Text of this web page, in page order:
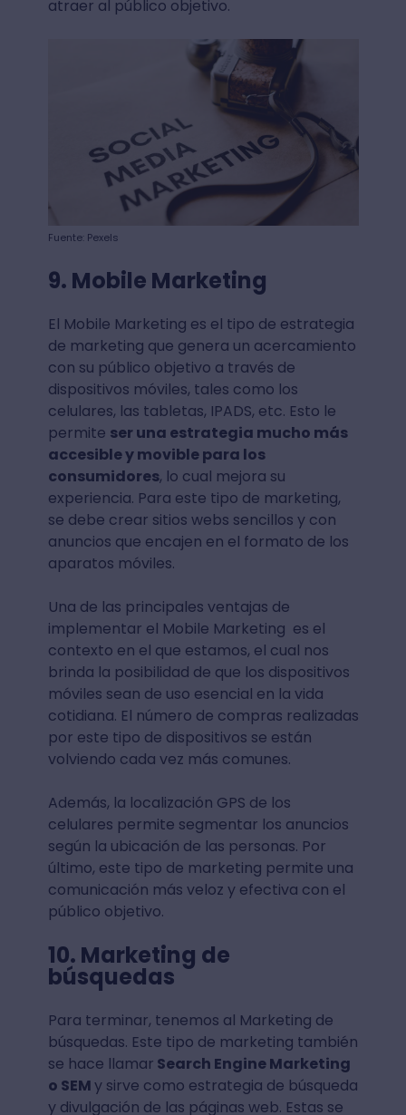
atraer al público objetivo.
Fuente: Pexels
9. Mobile Marketing
El Mobile Marketing es el tipo de estrategia
de marketing que genera un acercamiento
con su público objetivo a través de
dispositivos móviles, tales como los
celulares, las tabletas, IPADS, etc. Esto le
permite ser una estrategia mucho más
accesible y movible para los
consumidores, lo cual mejora su
experiencia. Para este tipo de marketing,
se debe crear sitios webs sencillos y con
anuncios que encajen en el formato de los
aparatos móviles.
Una de las principales ventajas de
implementar el Mobile Marketing es el
contexto en el que estamos, el cual nos
brinda la posibilidad de que los dispositivos
móviles sean de uso esencial en la vida
cotidiana. El número de compras realizadas
por este tipo de dispositivos se están
volviendo cada vez más comunes.
Además, la localización GPS de los
celulares permite segmentar los anuncios
según la ubicación de las personas. Por
último, este tipo de marketing permite una
comunicación más veloz y efectiva con el
público objetivo.
10. Marketing de
búsquedas
Para terminar, tenemos al Marketing de
búsquedas. Este tipo de marketing también
se hace llamar Search Engine Marketing
o SEMy sirve como estrategia de búsqueda
y divulgación de las páginas web. Estas se